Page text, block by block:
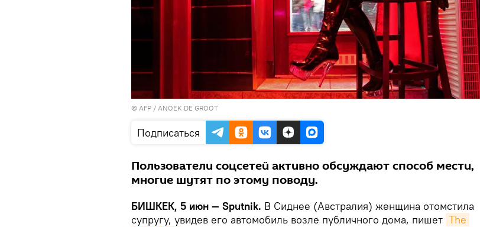
© AFP / ANOEK DE GROOT
Подписаться
Пользователи соцсетей активно обсуждают способ мести,
многие шутят по этому поводу.
БИШКЕК, 5 июн — Sputnik. В Сиднее (Австралия) женщина отомстила
супругу, увидев его автомобиль возле публичного дома, пишет The